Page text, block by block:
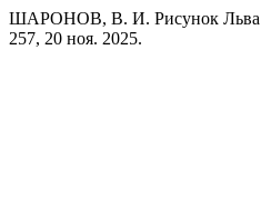
ШАРОНОВ, В. И. Рисунок Льва
257, 20 ноя. 2025.